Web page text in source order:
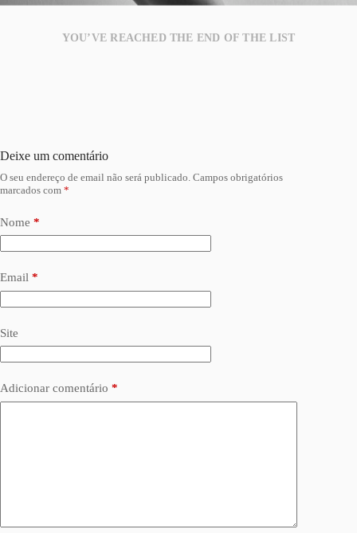
YOU’VE REACHED THE END OF THE LIST
Deixe um comentário
O seu endereço de email não será publicado. Campos obrigatórios
marcados com *
Nome *
Email *
Site
Adicionar comentário *